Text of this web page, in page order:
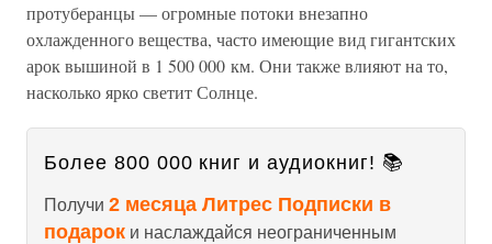
протуберанцы — огромные потоки внезапно
охлажденного вещества, часто имеющие вид гигантских
арок вышиной в 1 500 000 км. Они также влияют на то,
насколько ярко светит Солнце.
Более 800 000 книг и аудиокниг! 📚
Получи 2 месяца Литрес Подписки в
подарок и наслаждайся неограниченным